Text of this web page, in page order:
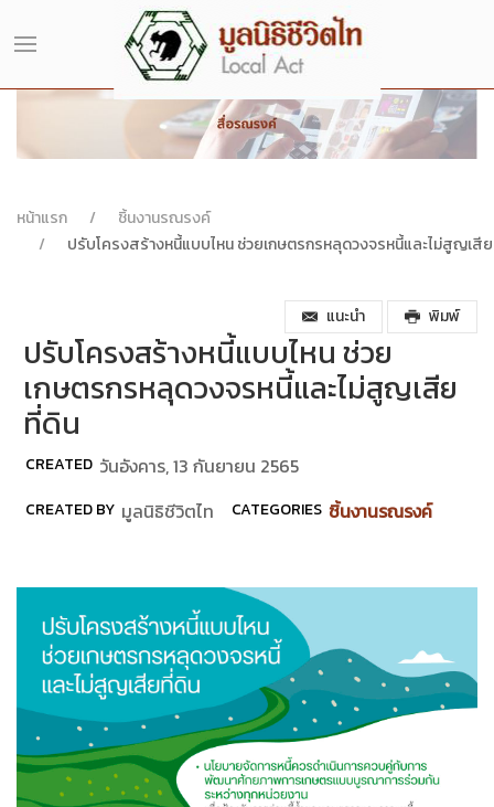
หน้าแรก
ชิ้นงานรณรงค์
ปรับโครงสร้างหนี้แบบไหน ช่วยเกษตรกรหลุดวงจรหนี้และไม่สูญเสี
แนะนำ พิมพ์
ปรับโครงสร้างหนี้แบบไหน ช่วย
เกษตรกรหลุดวงจรหนี้และไม่สูญเสีย
ที่ดิน
CREATED วันอังคาร, 13 กันยายน 2565
CREATED BY มูลนิธิชีวิตไท CATEGORIES ชิ้นงานรณรงค์